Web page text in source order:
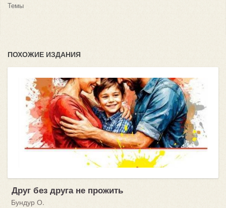
Темы
ПОХОЖИЕ ИЗДАНИЯ
Друг без друга не прожить
Бундур О.